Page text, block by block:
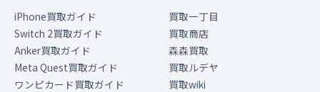
iPhone買取ガイド
Switch 2買取ガイド
Anker買取ガイド
Meta Quest買取ガイド
ワンピカード買取ガイド
買取一丁目
買取商店
森森買取
買取ルデヤ
買取wiki